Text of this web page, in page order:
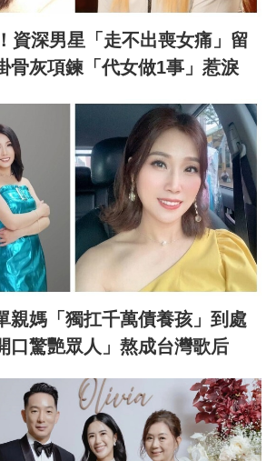
資深男星「走不出喪女痛」留
灰項鍊「代女做1事」惹淚
親媽「獨扛千萬債養孩」到處
驚艷眾人」熬成台灣歌后